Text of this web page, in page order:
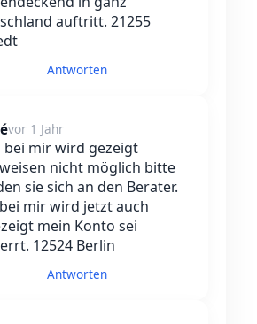
auftritt. 21255
Antworten
vor 1 Jahr
bei mir wird gezeigt
nicht möglich bitte
sie sich an den Berater.
mir wird jetzt auch
mein Konto sei
12524 Berlin
Antworten